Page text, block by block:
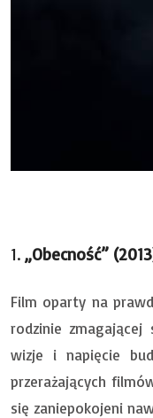
1. „Obecność”
Film oparty na
rodzinie zmagającej
wizje i napięcie
przerażających
się zaniepokojeni